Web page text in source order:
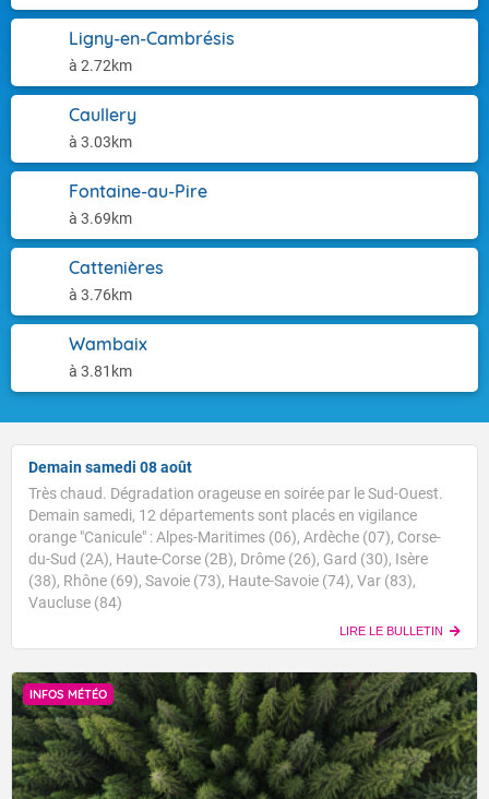
Ligny-en-Cambrésis
à 2.72km
Caullery
à 3.03km
Fontaine-au-Pire
à 3.69km
Cattenières
à 3.76km
Wambaix
à 3.81km
Demain samedi 08 août
Très chaud. Dégradation orageuse en soirée par le Sud-Ouest.
Demain samedi, 12 départements sont placés en vigilance
orange "Canicule" : Alpes-Maritimes (06), Ardèche (07), Corse-
du-Sud (2A), Haute-Corse (2B), Drôme (26), Gard (30), Isère
(38), Rhône (69), Savoie (73), Haute-Savoie (74), Var (83),
Vaucluse (84)
LIRE LE BULLETIN
INFOS MÉTÉO